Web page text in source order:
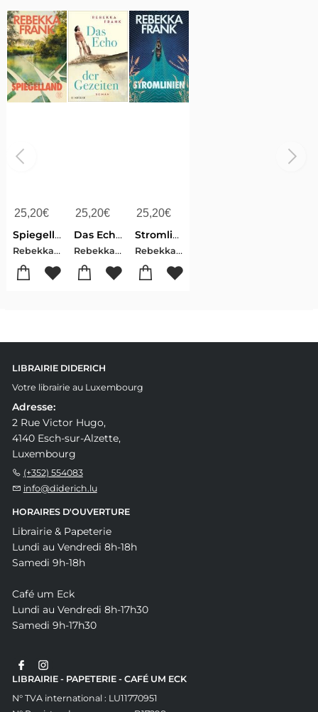
25,20€
Spiegelland
Rebekka , Frank
25,20€
Das Echo der Gezeiten
Rebekka , Frank
25,20€
Stromlinien
Rebekka , Frank
LIBRAIRIE DIDERICH
Votre librairie au Luxembourg
Adresse:
2 Rue Victor Hugo,
4140 Esch-sur-Alzette,
Luxembourg
(+352) 554083
info@diderich.lu
HORAIRES D'OUVERTURE
Librairie & Papeterie
Lundi au Vendredi 8h-18h
Samedi 9h-18h
Café um Eck
Lundi au Vendredi 8h-17h30
Samedi 9h-17h30
LIBRAIRIE - PAPETERIE - CAFÉ UM ECK
N° TVA international : LU11770951